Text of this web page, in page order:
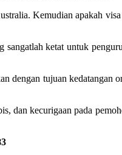
Kemudian apakah
ketat untuk
dengan tujuan kedatangan
dan kecurigaan pada